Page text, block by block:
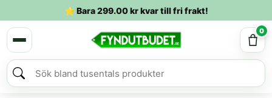
⭐ Bara299.00krkvar till fri frakt!
0